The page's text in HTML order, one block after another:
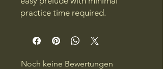
practice time required.
Noch keine Bewertungen